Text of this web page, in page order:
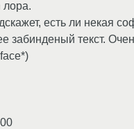
лора.
есть ли некая
забинденый текст.